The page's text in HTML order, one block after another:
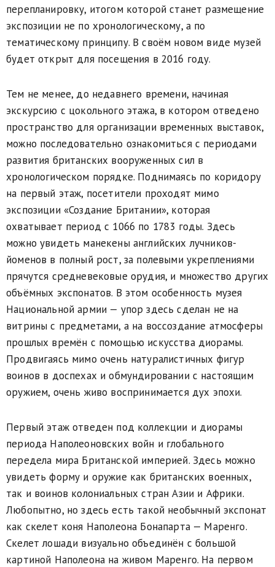
перепланировку, итогом которой станет размещение
экспозиции не по хронологическому, а по
тематическому принципу. В своём новом виде музей
будет открыт для посещения в 2016 году.
Тем не менее, до недавнего времени, начиная
экскурсию с цокольного этажа, в котором отведено
пространство для организации временных выставок,
можно последовательно ознакомиться с периодами
развития британских вооруженных сил в
хронологическом порядке. Поднимаясь по коридору
на первый этаж, посетители проходят мимо
экспозиции «Создание Британии», которая
охватывает период с 1066 по 1783 годы. Здесь
можно увидеть манекены английских лучников-
йоменов в полный рост, за полевыми укреплениями
прячутся средневековые орудия, и множество других
объёмных экспонатов. В этом особенность музея
Национальной армии — упор здесь сделан не на
витрины с предметами, а на воссоздание атмосферы
прошлых времён с помощью искусства диорамы.
Продвигаясь мимо очень натуралистичных фигур
воинов в доспехах и обмундировании с настоящим
оружием, очень живо воспринимается дух эпохи.
Первый этаж отведен под коллекции и диорамы
периода Наполеоновских войн и глобального
передела мира Британской империей. Здесь можно
увидеть форму и оружие как британских военных,
так и воинов колониальных стран Азии и Африки.
Любопытно, но здесь есть такой необычный экспонат
как скелет коня Наполеона Бонапарта — Маренго.
Скелет лошади визуально объединён с большой
картиной Наполеона на живом Маренго. На первом